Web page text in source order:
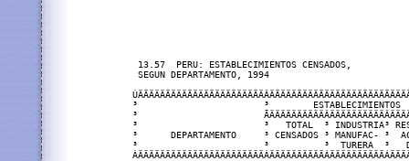
13.57  PERU: ESTABLECIMIENTOS CENSADOS,
SEGUN DEPARTAMENTO, 1994
³                       ³        ESTABLECIMIENTOS
³
³                       ³   TOTAL  ³ INDUSTRIA³ RESTO
³      DEPARTAMENTO     ³ CENSADOS ³ MANUFAC- ³
³                       ³          ³  TURERA  ³